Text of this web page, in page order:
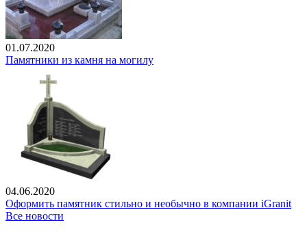
01.07.2020
Памятники из камня на могилу
04.06.2020
Оформить памятник стильно и необычно в компании iGranit
Все новости